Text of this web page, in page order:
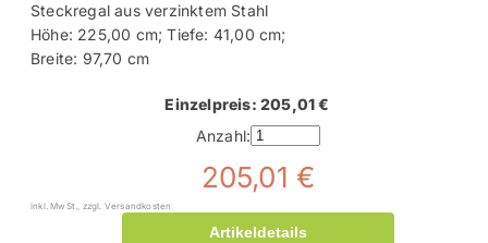
Steckregal aus verzinktem Stahl
Höhe: 225,00 cm; Tiefe: 41,00 cm;
Breite: 97,70 cm
Einzelpreis: 205,01 €
Anzahl:
205,01 €
inkl. MwSt., zzgl. Versandkosten
Artikeldetails